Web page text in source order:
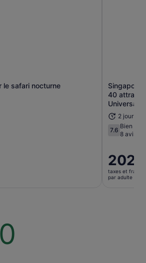
le safari nocturne
S’ouvre dans un nouvel onglet.
Singapore
40
Universal
2 jours
7.67.6 sur 10
Bien
8 avis
Le
prix
est
202
taxes et frais
par adulte